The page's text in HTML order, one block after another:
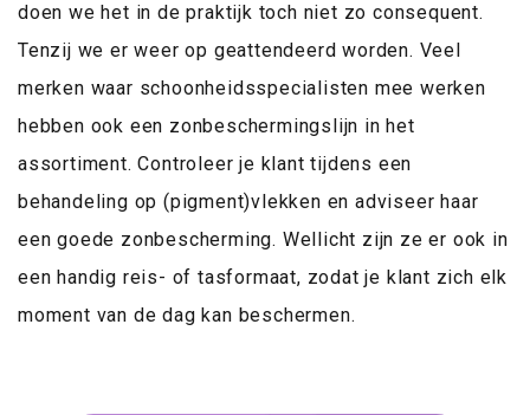
doen we het in de praktijk toch niet zo consequent.
Tenzij we er weer op geattendeerd worden. Veel
merken waar schoonheidsspecialisten mee werken
hebben ook een zonbeschermingslijn in het
assortiment. Controleer je klant tijdens een
behandeling op (pigment)vlekken en adviseer haar
een goede zonbescherming. Wellicht zijn ze er ook in
een handig reis- of tasformaat, zodat je klant zich elk
moment van de dag kan beschermen.